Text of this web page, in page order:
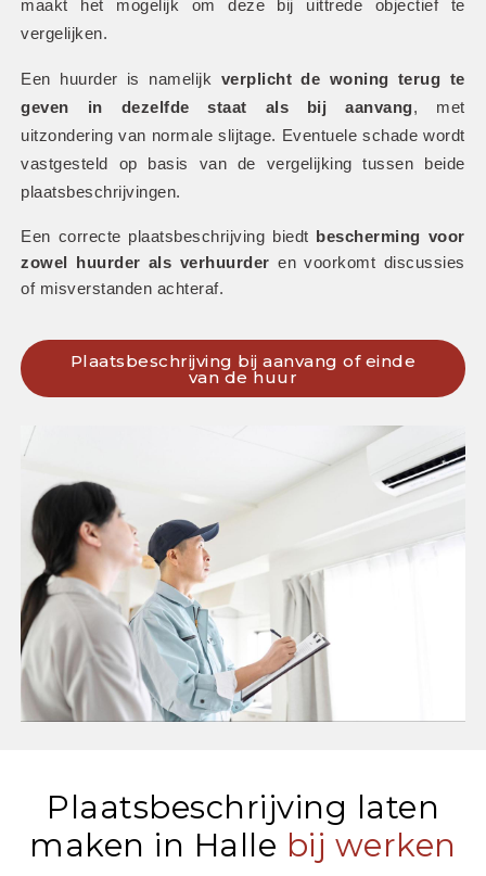
maakt het mogelijk om deze bij uittrede objectief te
vergelijken.
Een huurder is namelijk verplicht de woning terug te
geven in dezelfde staat als bij aanvang, met
uitzondering van normale slijtage. Eventuele schade wordt
vastgesteld op basis van de vergelijking tussen beide
plaatsbeschrijvingen.
Een correcte plaatsbeschrijving biedt
bescherming voor
zowel huurder als verhuurder en voorkomt discussies
of misverstanden achteraf.
Plaatsbeschrijving bij aanvang of einde
van de huur
Plaatsbeschrijving laten
maken in Halle bij werken